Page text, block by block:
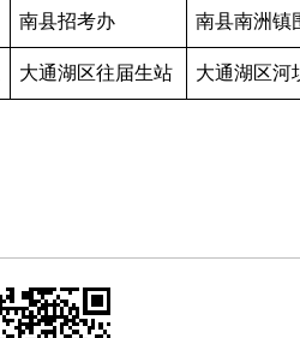
南县招考办 南县南洲镇
大通湖区往届生站 大通湖区河